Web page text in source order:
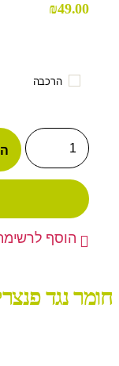
₪49.00
הרכבה
הוסף
חומר נגד